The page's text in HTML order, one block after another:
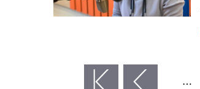
‹ předchozí …